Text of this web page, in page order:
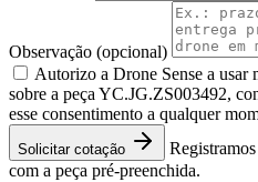
Observação (opcional)
Autorizo a Drone Sense a usar
sobre a peça YC.JG.ZS003492,
esse consentimento a qualquer
Solicitar cotação
com a peça pré-preenchida.